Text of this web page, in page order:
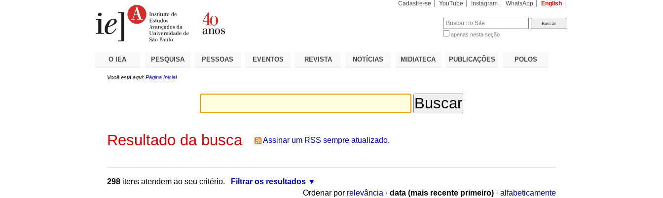
Cadastre-se YouTube Instagram WhatsApp English
apenas nesta seção
O IEA PESQUISA PESSOAS EVENTOS REVISTA NOTÍCIAS MIDIATECA PUBLICAÇÕES POLOS
Você está aqui: Página Inicial
Resultado da busca Assinar um RSS sempre atualizado.
298 itens atendem ao seu critério.
Filtrar os resultados
Ordenar por relevância · data (mais recente primeiro) · alfabeticamente